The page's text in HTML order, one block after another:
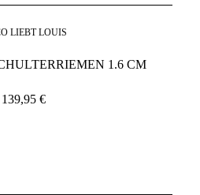
LIEBT LOUIS
1.6 CM
139,95 €